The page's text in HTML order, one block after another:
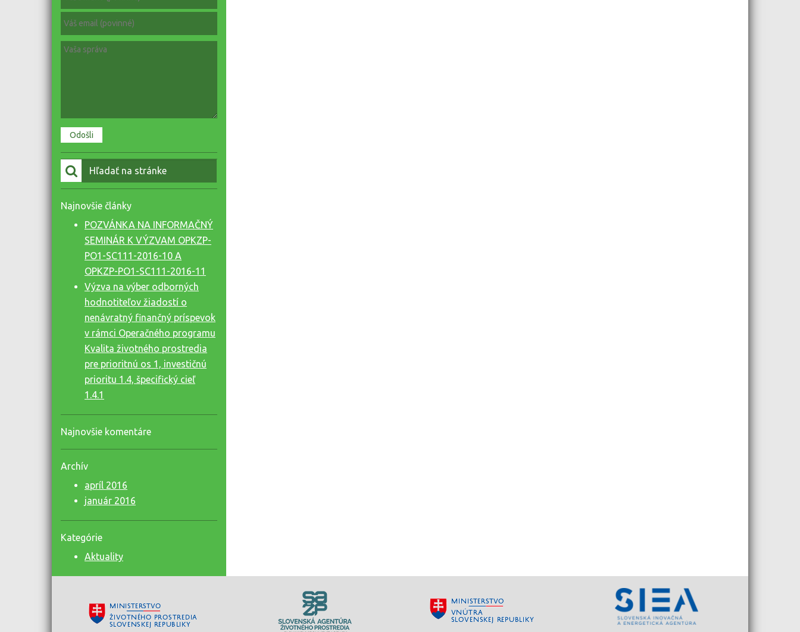
Vyhľadať:
Najnovšie články
POZVÁNKA NA INFORMAČNÝ
SEMINÁR K VÝZVAM OPKZP-
PO1-SC111-2016-10 A
OPKZP-PO1-SC111-2016-11
Výzva na výber odborných
hodnotiteľov žiadostí o
nenávratný finančný príspevok
v rámci Operačného programu
Kvalita životného prostredia
pre prioritnú os 1, investičnú
prioritu 1.4, špecifický cieľ
1.4.1
Najnovšie komentáre
Archív
apríl 2016
január 2016
Kategórie
Aktuality